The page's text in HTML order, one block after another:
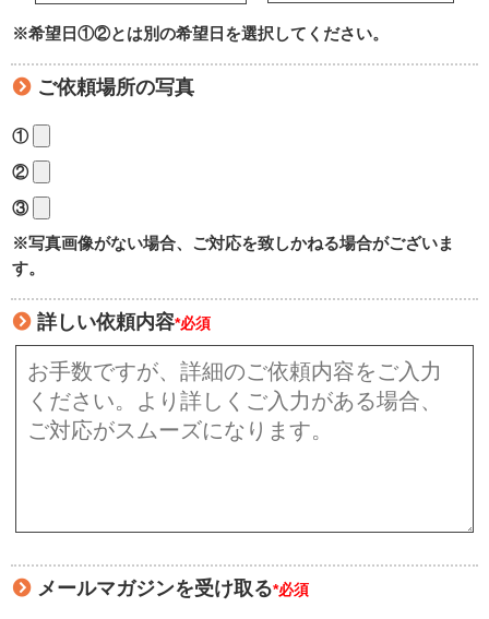
※希望日①②とは別の希望日を選択してください。
ご依頼場所の写真
①
②
③
※写真画像がない場合、ご対応を致しかねる場合がございま
す。
詳しい依頼内容*必須
メールマガジンを受け取る*必須